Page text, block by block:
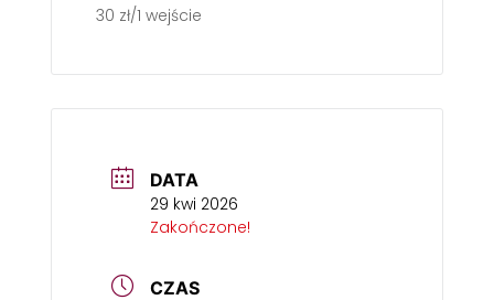
30 zł/1 wejście
DATA
29 kwi 2026
Zakończone!
CZAS